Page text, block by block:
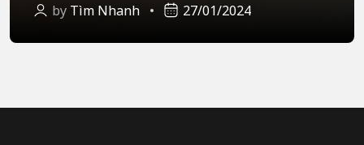
by Tìm Nhanh 27/01/2024